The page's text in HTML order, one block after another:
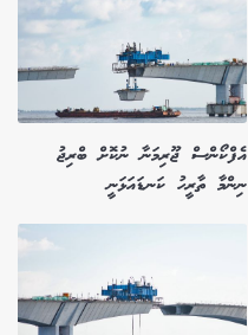
އެފްކޯންސް ޖޫރިމަނާ ނުކޮށް ބްރިޖު
ނިންމާ ތާރީހު ކަނޑައަޅަނީ